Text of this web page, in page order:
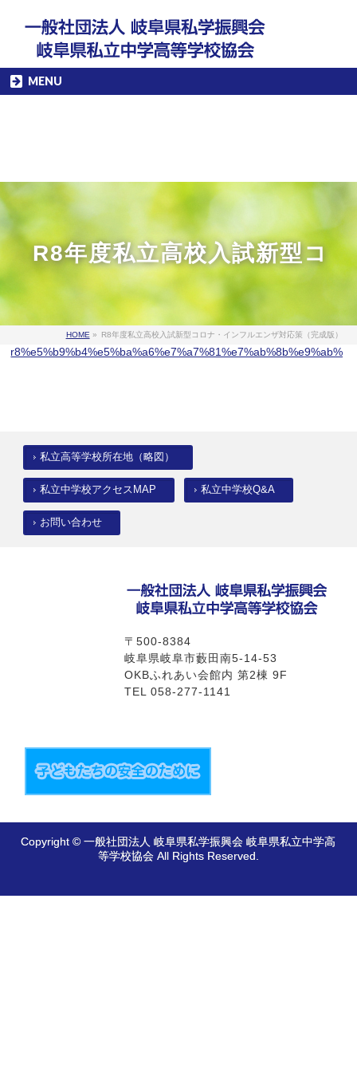
MENU
R8年度私立高校入試新型コ
策（完成版）
HOME » R8年度私立高校入試新型コロナ・インフルエンザ対応策（完成版）
私立高等学校所在地（略図）
私立中学校アクセスMAP 私立中学校Q&A
お問い合わせ
〒500-8384
岐阜県岐阜市藪田南5-14-53
OKBふれあい会館内 第2棟 9F
TEL 058-277-1141
Copyright © 一般社団法人 岐阜県私学振興会 岐阜県私立中学高
等学校協会 All Rights Reserved.